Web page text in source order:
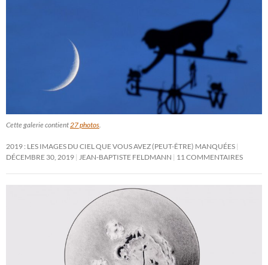
Cette galerie contient27 photos.
2019 : LES IMAGES DU CIEL QUE VOUS AVEZ (PEUT-ÊTRE) MANQUÉES
DÉCEMBRE 30, 2019 JEAN-BAPTISTE FELDMANN 11 COMMENTAIRES